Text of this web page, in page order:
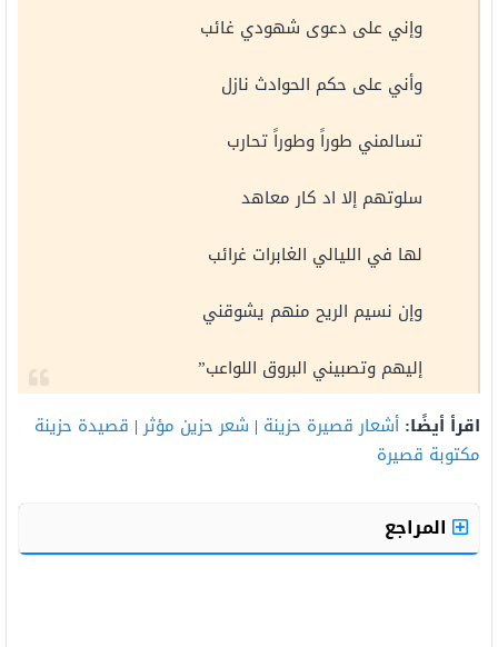
وإني على دعوى شهودي غائب
وأني على حكم الحوادث نازل
تسالمني طوراً وطوراً تحارب
سلوتهم إلا اد كار معاهد
لها في الليالي الغابرات غرائب
وإن نسيم الريح منهم يشوقني
إليهم وتصبيني البروق اللواعب”
اقرأ أيضًا: أشعار قصيرة حزينة | شعر حزين مؤثر| قصيدة حزينة
مكتوبة قصيرة
المراجع